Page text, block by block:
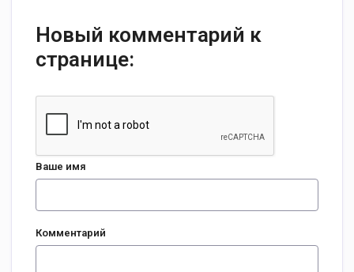
Новый комментарий к
странице:
Ваше имя
Комментарий